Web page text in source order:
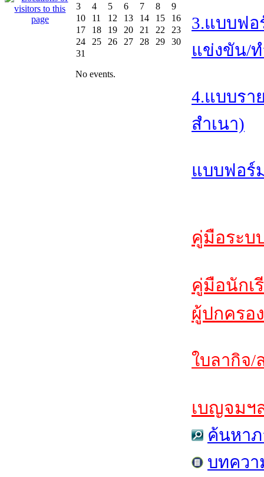
3
4 5 6 7 8
9
10
11 12 13 14 15
16
17
18 19 20 21 22
23
24
25 26 27 28 29
30
31
No events.
3.แบบฟอ
แข่งขัน/
4.แบบรา
สำเนา)
แบบฟอร์
คู่มือระบ
คู่มือนักเ
ผู้ปกครอ
ใบลากิจ/
เบญจมฯ
ค้นหาภ
บทควา